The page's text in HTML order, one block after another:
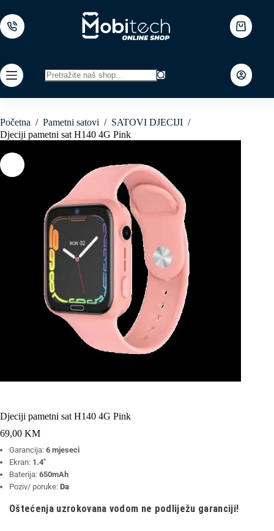
to
content
Shopping
cart
results
Početna / Pametni satovi / SATOVI DJECIJI /
Djeciji pametni sat H140 4G Pink
Djeciji pametni sat H140 4G Pink
69,00 KM
Garancija: 6 mjeseci
Ekran: 1.4″
Baterija: 650mAh
Poziv/ poruke: Da
Oštećenja uzrokovana vodom ne podliježu garanciji!